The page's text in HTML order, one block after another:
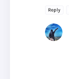
Reply